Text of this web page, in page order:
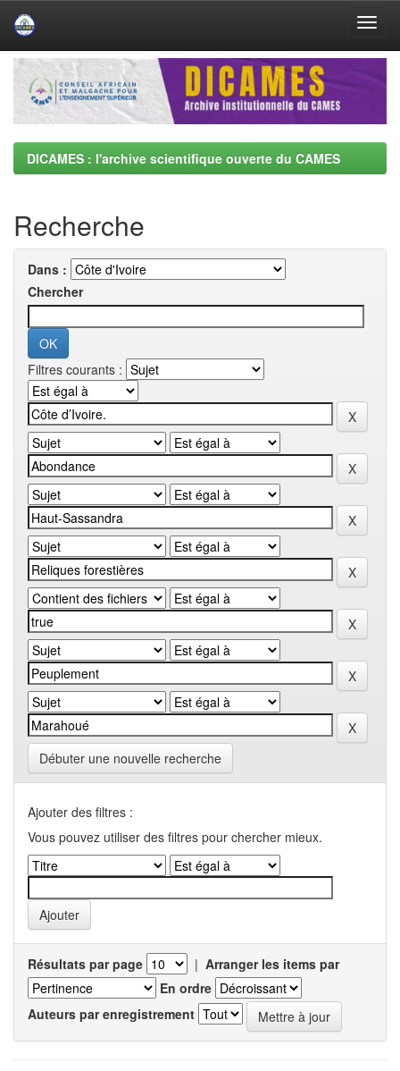
Skip
navigation
DICAMES : l'archive scientifique ouverte du CAMES
Recherche
Dans :
Chercher
Filtres courants :
Débuter une nouvelle recherche
Ajouter des filtres :
Vous pouvez utiliser des filtres pour chercher mieux.
Résultats par page | Arranger les items par
En ordre
Auteurs par enregistrement